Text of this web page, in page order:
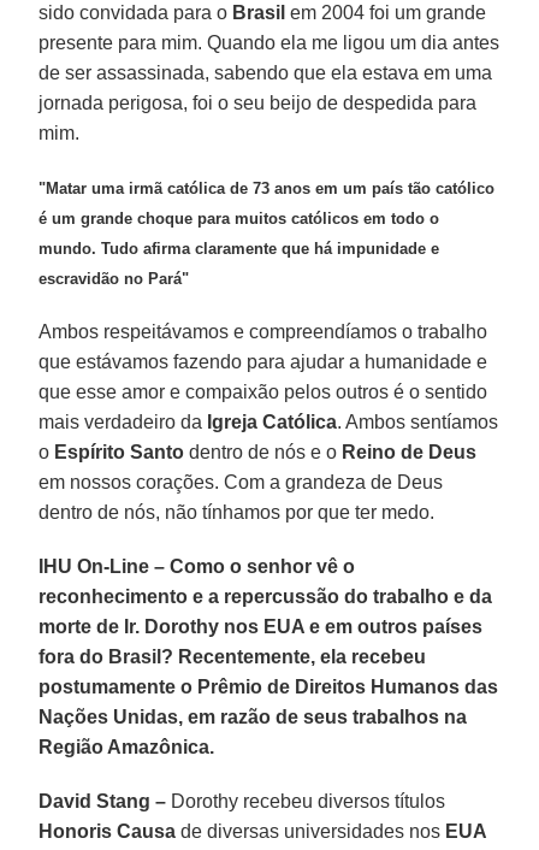
sido convidada para o Brasil em 2004 foi um grande
presente para mim. Quando ela me ligou um dia antes
de ser assassinada, sabendo que ela estava em uma
jornada perigosa, foi o seu beijo de despedida para
mim.
"Matar uma irmã católica de 73 anos em um país tão católico
é um grande choque para muitos católicos em todo o
mundo. Tudo afirma claramente que há impunidade e
escravidão no Pará"
Ambos respeitávamos e compreendíamos o trabalho
que estávamos fazendo para ajudar a humanidade e
que esse amor e compaixão pelos outros é o sentido
mais verdadeiro da Igreja Católica. Ambos sentíamos
o Espírito Santo dentro de nós e o Reino de Deus
em nossos corações. Com a grandeza de Deus
dentro de nós, não tínhamos por que ter medo.
IHU On-Line – Como o senhor vê o
reconhecimento e a repercussão do trabalho e da
morte de Ir. Dorothy nos EUA e em outros países
fora do Brasil? Recentemente, ela recebeu
postumamente o Prêmio de Direitos Humanos das
Nações Unidas, em razão de seus trabalhos na
Região Amazônica.
David Stang – Dorothy recebeu diversos títulos
Honoris Causa de diversas universidades nos EUA